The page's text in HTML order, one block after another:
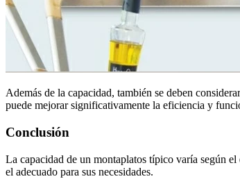
Además de la capacidad, también se deben
puede mejorar significativamente la eficiencia y
Conclusión
La capacidad de un montaplatos típico varía según
el adecuado para sus necesidades.